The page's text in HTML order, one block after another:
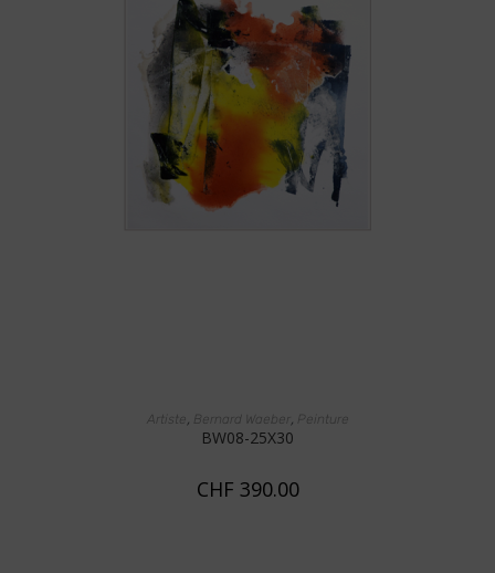
AJOUTER AU PANIER
Artiste, Bernard Waeber , Peinture
BW08-25X30
CHF 390.00